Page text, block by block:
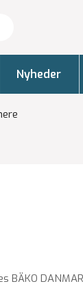
Nyheder
BÄKO